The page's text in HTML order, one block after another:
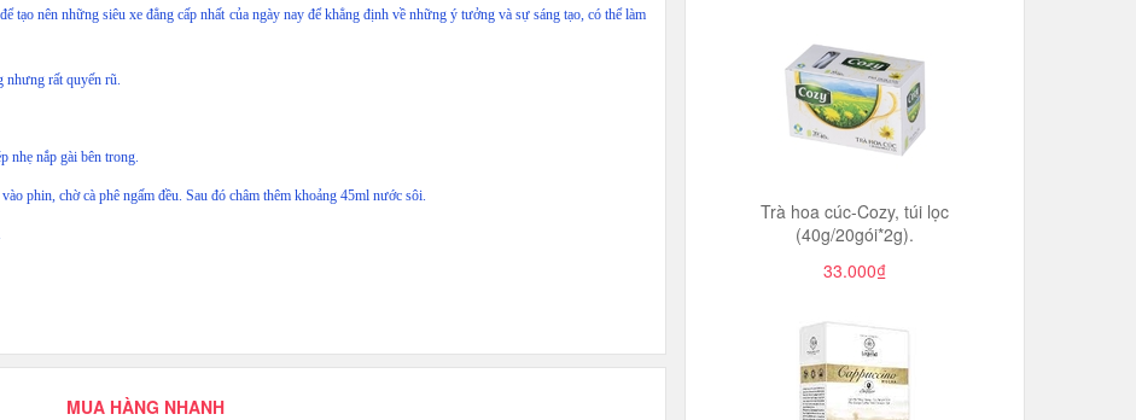
tạo nên những siêu xe đẳng cấp nhất của ngày nay để khẳng định về những ý tưởng và sự sáng tạo, có thể làm
nhưng rất quyến rũ.
nhẹ nắp gài bên trong.
phin, chờ cà phê ngấm đều. Sau đó châm thêm khoảng 45ml nước sôi.
MUA HÀNG NHANH
Trà hoa cúc-Cozy, túi lọc
(40g/20gói*2g).
33.000₫